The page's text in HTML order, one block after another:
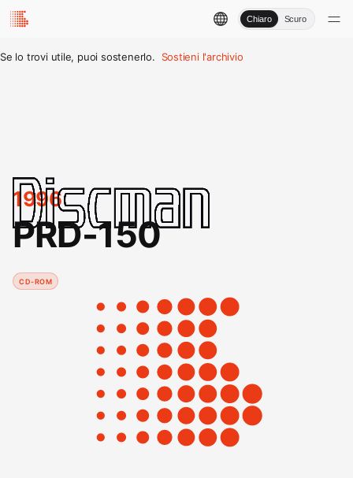
Chiaro Scuro
Se lo trovi utile, puoi sostenerlo. Sostieni l'archivio
1996
PRD-150
CD-ROM